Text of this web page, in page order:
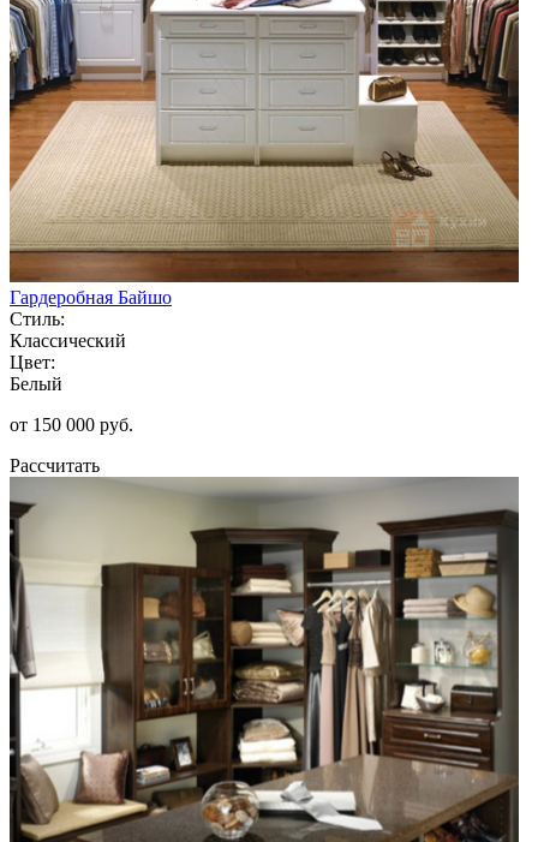
Гардеробная Байшо
Стиль:
Классический
Цвет:
Белый
от 150 000 руб.
Рассчитать